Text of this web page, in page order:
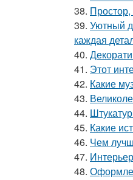
38.
39. Уютный
каждая
40.
41. Этот
42. Какие
43.
44.
45. Какие
46. Чем
47.
48.